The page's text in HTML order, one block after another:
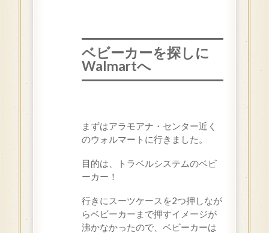
ベビーカーを探しに
Walmartへ
まずはアラモアナ・センター近く
のウォルマートに行きました。
目的は、トラベルシステムのベビ
ーカー！
行きにスーツケースを2つ押しなが
らベビーカーまで押すイメージが
沸かなかったので、ベビーカーは